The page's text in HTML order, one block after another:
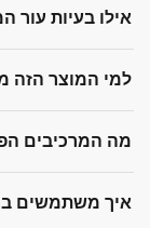
אילו בעיות עור
למי המוצר הזה
מה המרכיבים
איך משתמשים